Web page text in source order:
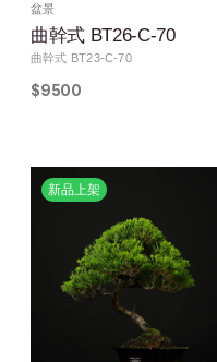
盆景
曲幹式 BT26-C-70
曲幹式 BT23-C-70
$9500
新品上架